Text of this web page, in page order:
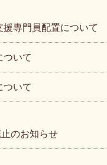
援専門員配置について
ついて
ついて
のお知らせ